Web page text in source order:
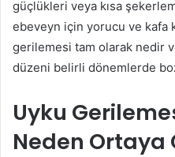
güçlükleri veya kısa
ebeveyn için yorucu ve kafa
gerilemesi tam olarak nedir
düzeni belirli dönemlerde
Uyku
Neden Ortaya